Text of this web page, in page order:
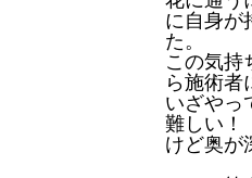
に自身が
た。
この気持
ら施術者
いざやっ
難しい！
けど奥が